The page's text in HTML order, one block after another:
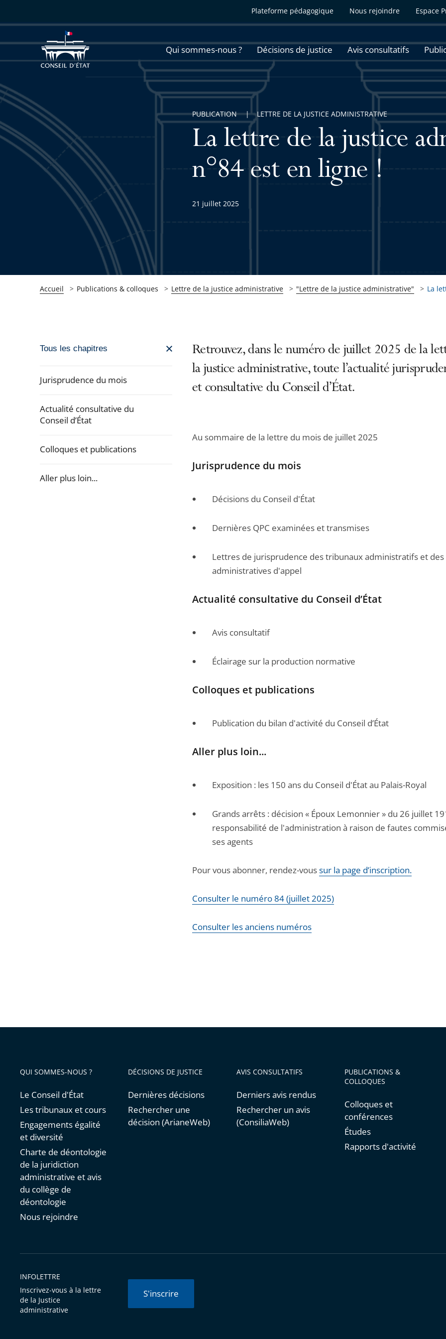
Plateforme pédagogique Nous rejoindre Espace
Qui sommes-nous ? Décisions de justice Avis consultatifs
La lettre de la justice
n°84 est en ligne !
21 juillet 2025
PUBLICATION LETTRE DE LA JUSTICE ADMINISTRATIVE
Accueil Publications & colloques Lettre de la justice administrative "Lettre de la justice administrative" La
Passer
navigation
l'article
pour
après
Tous les chapitres
Jurisprudence du mois
Actualité consultative du
Conseil d’État
Colloques et publications
Aller plus loin...
Retrouvez, dans le numéro de juillet 2025 de la
la justice administrative, toute l’actualité
et consultative du Conseil d’État.
Au sommaire de la lettre du mois de juillet 2025
Jurisprudence du mois
Décisions du Conseil d'État
Dernières QPC examinées et transmises
Lettres de jurisprudence des tribunaux administratifs et des
administratives d'appel
Actualité consultative du Conseil d’État
Avis consultatif
Éclairage sur la production normative
Colloques et publications
Publication du bilan d'activité du Conseil d’État
Aller plus loin...
Exposition : les 150 ans du Conseil d'État au Palais-Royal
Grands arrêts : décision « Époux Lemonnier » du 26 juillet
responsabilité de l'administration à raison de fautes
ses agents
Pour vous abonner, rendez-voussur la page d’inscription.
Consulter le numéro 84 (juillet 2025)
Consulter les anciens numéros
QUI SOMMES-NOUS ?
Le Conseil d'État
Les tribunaux et cours
Engagements égalité
et diversité
Charte de déontologie
de la juridiction
administrative et avis
du collège de
déontologie
Nous rejoindre
DÉCISIONS DE JUSTICE
Dernières décisions
Rechercher une
décision (ArianeWeb)
AVIS CONSULTATIFS
Derniers avis rendus
Rechercher un avis
(ConsiliaWeb)
PUBLICATIONS &
COLLOQUES
Colloques et
conférences
Études
Rapports d'activité
INFOLETTRE
Inscrivez-vous à la lettre
de la Justice
administrative
S'inscrire